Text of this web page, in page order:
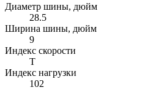
Диаметр шины, дюйм
28.5
Ширина шины, дюйм
9
Индекс скорости
T
Индекс нагрузки
102